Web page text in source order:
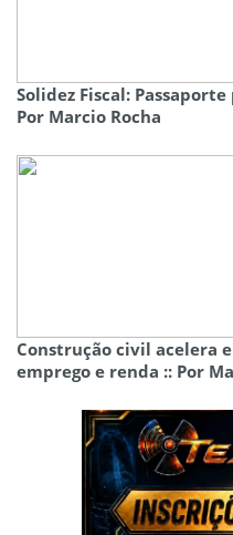
Solidez Fiscal:
Por Marcio Rocha
Construção civil acelera
emprego e renda :: Por